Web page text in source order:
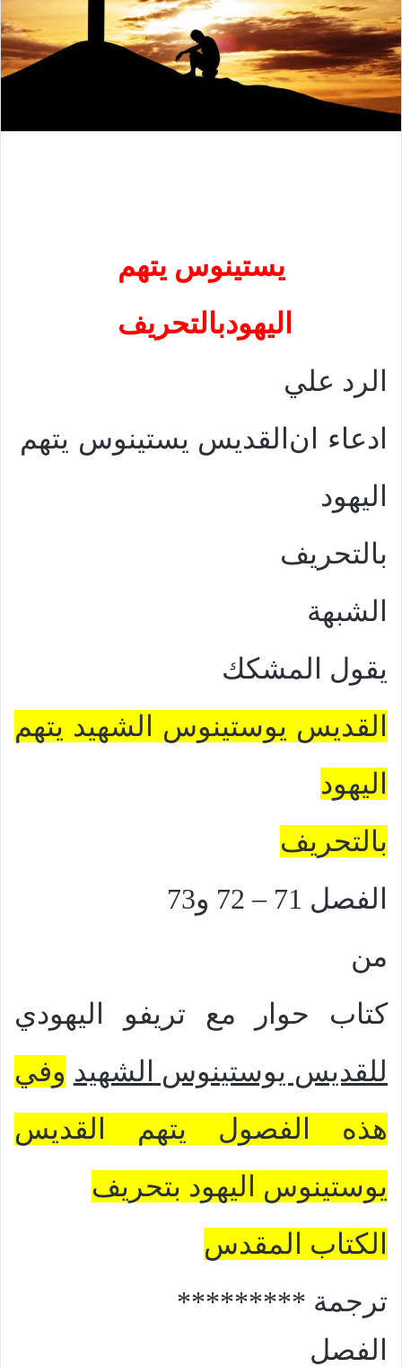
يستينوس يتهم
اليهودبالتحريف
الرد علي
ادعاء ان القديس يستينوس يتهم
اليهود
بالتحريف
الشبهة
يقول المشكك
القديس يوستينوس الشهيد يتهم
اليهود
بالتحريف
الفصل 71 – 72 و73
من
كتاب حوار مع تريفو اليهودي
للقديس يوستينوس الشهيد وفي
هذه الفصول يتهم القديس
يوستينوس اليهود بتحريف
الكتاب المقدس
ترجمة *********
الفصل